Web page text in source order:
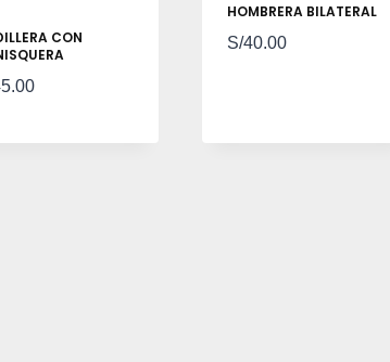
CON
HOMBRERA BILATERAL
S/40.00